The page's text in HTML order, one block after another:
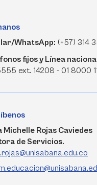
WhatsApp: (+57) 314
fijos y Línea
ext. 14208 - 01 8000
Michelle Rojas Caviedes
de Servicios.